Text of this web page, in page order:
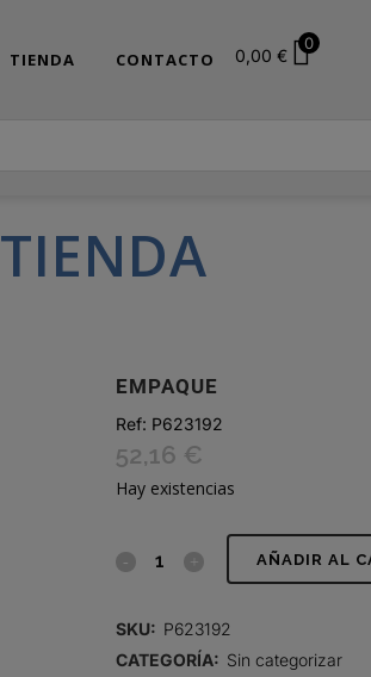
TIENDA CONTACTO 0,00 €
0
TIENDA
EMPAQUE
Ref: P623192
52,16 €
Hay existencias
EMPAQUE AÑADIR AL
SKU: P623192
CATEGORÍA: Sin categorizar